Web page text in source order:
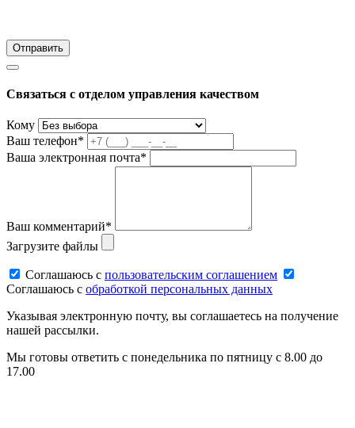
Связаться с отделом управления качеством
Кому
Ваш телефон*
Ваша электронная почта*
Ваш комментарий*
Загрузите файлы
Соглашаюсь c пользовательским соглашением
Соглашаюсь c обработкой персональных данных
Указывая электронную почту, вы соглашаетесь на получение
нашей рассылки.
Мы готовы ответить с понедельника по пятницу с 8.00 до
17.00